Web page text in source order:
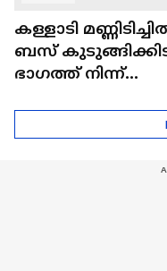
കള്ളാടി
ബസ്
ഭാഗത്ത് നിന്ന്
കണ്ടെത്തി